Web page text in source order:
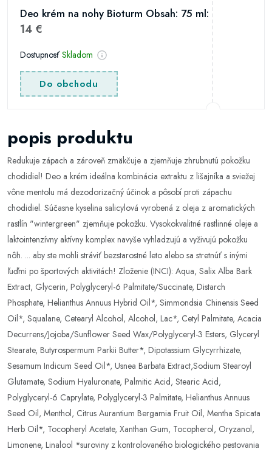
Deo krém na nohy Bioturm Obsah: 75 ml:
14 €
Dostupnosť Skladom
Do obchodu
popis produktu
Redukuje zápach a zároveň zmäkčuje a zjemňuje zhrubnutú pokožku
chodidiel! Deo a krém ideálna kombinácia extraktu z lišajníka a sviežej
vône mentolu má dezodorizačný účinok a pôsobí proti zápachu
chodidiel. Súčasne kyselina salicylová vyrobená z oleja z aromatických
rastlín "wintergreen" zjemňuje pokožku. Vysokokvalitné rastlinné oleje a
laktointenzívny aktívny komplex navyše vyhladzujú a vyživujú pokožku
nôh. ... aby ste mohli stráviť bezstarostné leto alebo sa stretnúť s inými
ľuďmi po športových aktivitách! Zloženie (INCI): Aqua, Salix Alba Bark
Extract, Glycerin, Polyglyceryl-6 Palmitate/Succinate, Distarch
Phosphate, Helianthus Annuus Hybrid Oil*, Simmondsia Chinensis Seed
Oil*, Squalane, Cetearyl Alcohol, Alcohol, Lac*, Cetyl Palmitate, Acacia
Decurrens/Jojoba/Sunflower Seed Wax/Polyglyceryl-3 Esters, Glyceryl
Stearate, Butyrospermum Parkii Butter*, Dipotassium Glycyrrhizate,
Sesamum Indicum Seed Oil*, Usnea Barbata Extract,Sodium Stearoyl
Glutamate, Sodium Hyaluronate, Palmitic Acid, Stearic Acid,
Polyglyceryl-6 Caprylate, Polyglyceryl-3 Palmitate, Helianthus Annuus
Seed Oil, Menthol, Citrus Aurantium Bergamia Fruit Oil, Mentha Spicata
Herb Oil*, Tocopheryl Acetate, Xanthan Gum, Tocopherol, Oryzanol,
Limonene, Linalool *suroviny z kontrolovaného biologického pestovania